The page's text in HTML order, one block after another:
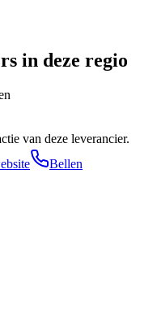
in deze regio
van deze leverancier.
Bellen